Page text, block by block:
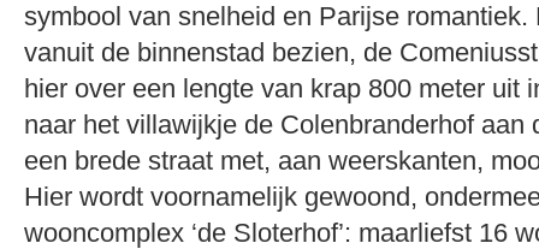
symbool van snelheid en Parijse romantiek.
vanuit de binnenstad bezien, de
hier over een lengte van krap 800 meter uit
naar het villawijkje de Colenbranderhof aan
een brede straat met, aan weerskanten,
Hier wordt voornamelijk gewoond,
wooncomplex ‘de Sloterhof’: maarliefst 16